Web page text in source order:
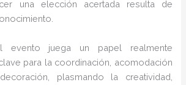
una elección acertada resulta de
juega un papel realmente
para la coordinación, acomodación
plasmando la creatividad,